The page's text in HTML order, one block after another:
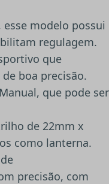
modelo possui
regulagem.
que
boa precisão.
que pode ser
de 22mm x
como lanterna.
precisão, com